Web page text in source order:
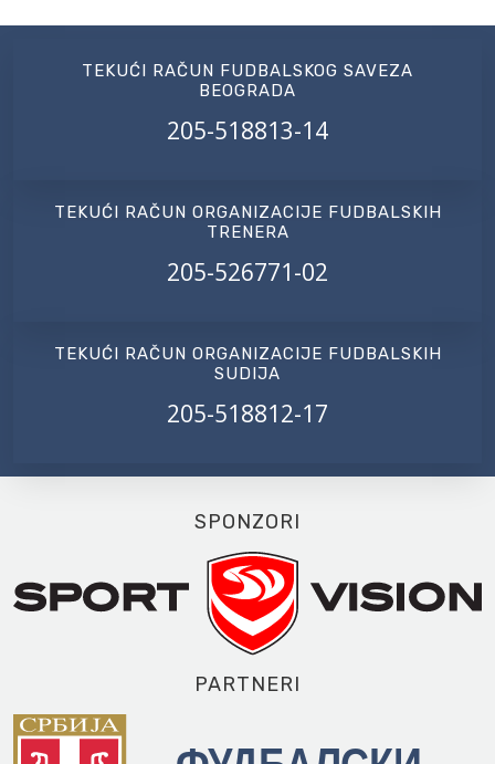
TEKUĆI RAČUN FUDBALSKOG SAVEZA
BEOGRADA
205-518813-14
TEKUĆI RAČUN ORGANIZACIJE FUDBALSKIH
TRENERA
205-526771-02
TEKUĆI RAČUN ORGANIZACIJE FUDBALSKIH
SUDIJA
205-518812-17
SPONZORI
PARTNERI